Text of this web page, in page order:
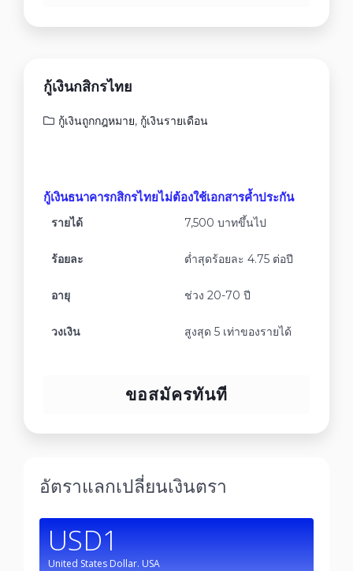
กู้เงินกสิกรไทย
กู้เงินถูกกฎหมาย, กู้เงินรายเดือน
กู้เงินธนาคารกสิกรไทยไม่ต้องใช้เอกสารค้ำประกัน
รายได้ 7,500 บาทขึ้นไป
ร้อยละ ต่ำสุดร้อยละ 4.75 ต่อปี
อายุ ช่วง 20-70 ปี
วงเงิน สูงสุด 5 เท่าของรายได้
ขอสมัครทันที
อัตราแลกเปลี่ยนเงินตรา
USD1
United States Dollar. USA